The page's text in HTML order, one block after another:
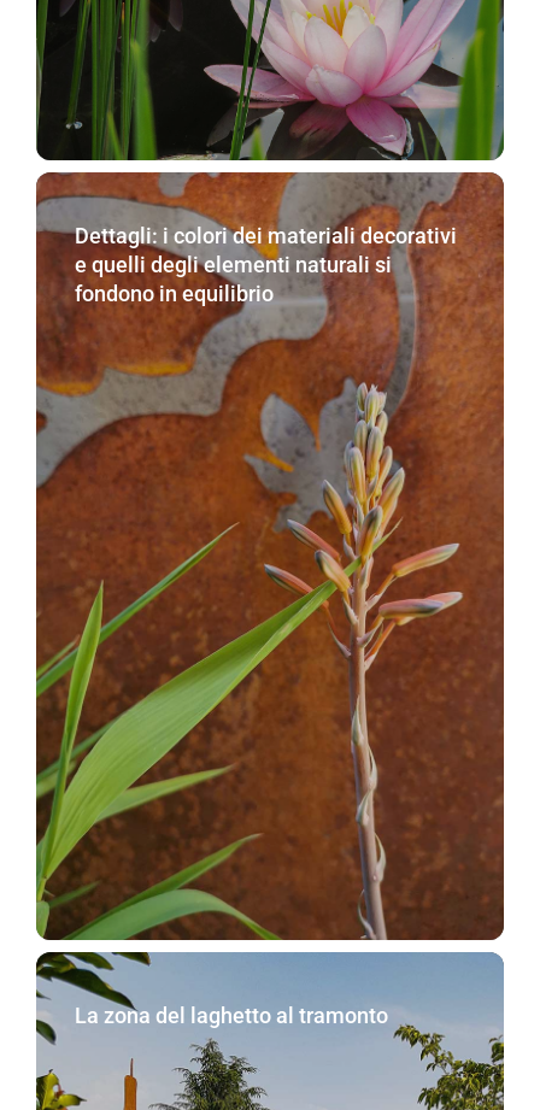
Dettagli: i colori dei materiali decorativi
e quelli degli elementi naturali si
fondono in equilibrio
La zona del laghetto al tramonto